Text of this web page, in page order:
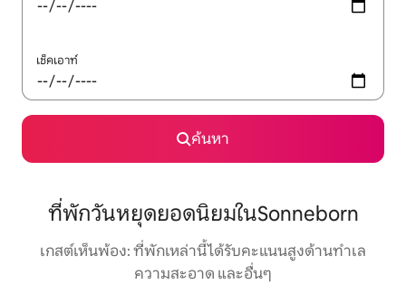
เช็คเอาท์
ค้นหา
ที่พักวันหยุดยอดนิยมในSonneborn
เกสต์เห็นพ้อง: ที่พักเหล่านี้ได้รับคะแนนสูงด้านทำเล
ความสะอาด และอื่นๆ